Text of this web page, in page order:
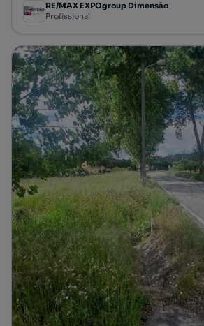
RE/MAX EXPOgroup Dimensão
Profissional